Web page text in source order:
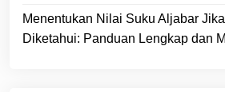
Menentukan Nilai Suku Aljabar
Diketahui: Panduan Lengkap dan